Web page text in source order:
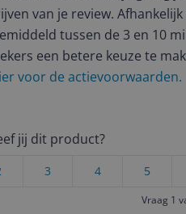
van je review.
tussen de 3 en 10
een betere keuze te
voor de actievoorwaarden.
jij dit product?
5
4
3
Vraag 1